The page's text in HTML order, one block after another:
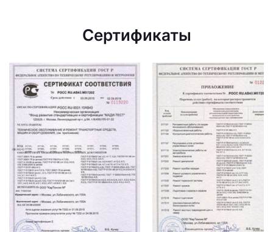
Сертификаты